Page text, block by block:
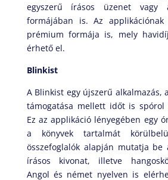
egyszerű írásos üzenet vagy
formájában is. Az
prémium formája is, mely
érhető el.
Blinkist
A Blinkist egy újszerű alkalmazás,
támogatása mellett időt is spórol
Ez az applikáció lényegében egy
a könyvek tartalmát
összefoglalók alapján mutatja be
írásos kivonat, illetve
Angol és német nyelven is